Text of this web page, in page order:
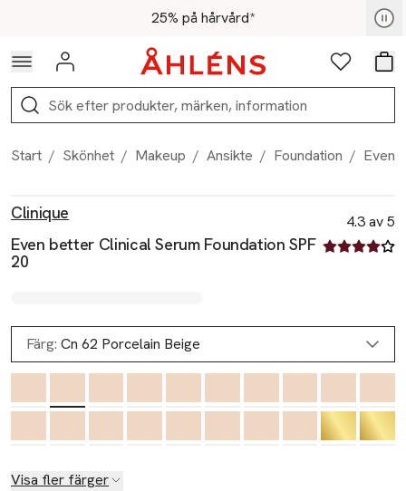
Hoppa till navigationsmenyn25% på hårvård*
För medlemmar - Shoppa nu
Logga in Favoriter
Sök
Start / Skönhet / Makeup / Ansikte / Foundation / Even
Clinique
Even better Clinical Serum Foundation SPF
20
4.3 av 5
4.3 av fem
Färg: Cn 62 Porcelain Beige
Visa fler färger